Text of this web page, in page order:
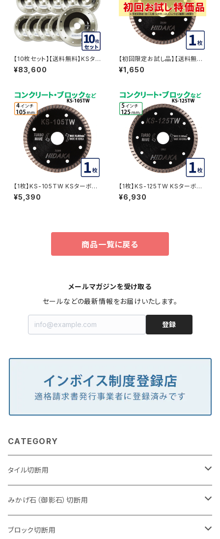
【10枚セット】【送料無料】KSタ
ーボウェーブ KS-150TW 6イ
ンチ コンクリート・ブロックなど
¥83,600
【初回限定お試し品】【送料無
料】KS-105TW KSターボウェ
ーブ 4インチ 105mm コンクリ
w-trial
¥1,650
【1枚】KS-105TW KSターボウ
ェーブ 4インチ 105mm コンク
リート・ブロックなどの切断用 ダ
¥5,390
【1枚】KS-125TW KSターボウ
ェーブ 5インチ 125mm コンク
リート・ブロックなどの切断用 ダ
¥6,930
商品一覧に戻る
メールマガジンを受け取る
セールなどの最新情報をお届けいたします。
登録
CATEGORY
タイル切断用
105mm（4インチ）
125mm（5インチ）
みかげ石（御影石）切断用
105mm（4インチ）
ブロック切断用